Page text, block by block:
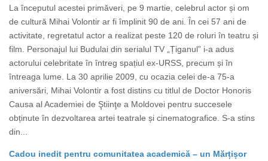
La începutul acestei primăveri, pe 9 martie, celebrul actor și om
de cultură Mihai Volontir ar fi împlinit 90 de ani. În cei 57 ani de
activitate, regretatul actor a realizat peste 120 de roluri în teatru și
film. Personajul lui Budulai din serialul TV „Țiganul” i-a adus
actorului celebritate în întreg spațiul ex-URSS, precum și în
întreaga lume. La 30 aprilie 2009, cu ocazia celei de-a 75-a
aniversări, Mihai Volontir a fost distins cu titlul de Doctor Honoris
Causa al Academiei de Ştiinţe a Moldovei pentru succesele
obținute în dezvoltarea artei teatrale și cinematografice. S-a stins
din...
Cadou inedit pentru comunitatea academică – un Mărțișor